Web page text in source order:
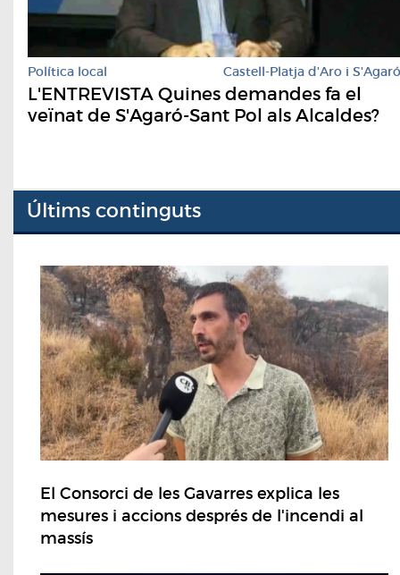
Política local Castell-Platja d'Aro i S'Agaró
L'ENTREVISTA Quines demandes fa el
veïnat de S'Agaró-Sant Pol als Alcaldes?
Últims continguts
El Consorci de les Gavarres explica les
mesures i accions després de l'incendi al
massís